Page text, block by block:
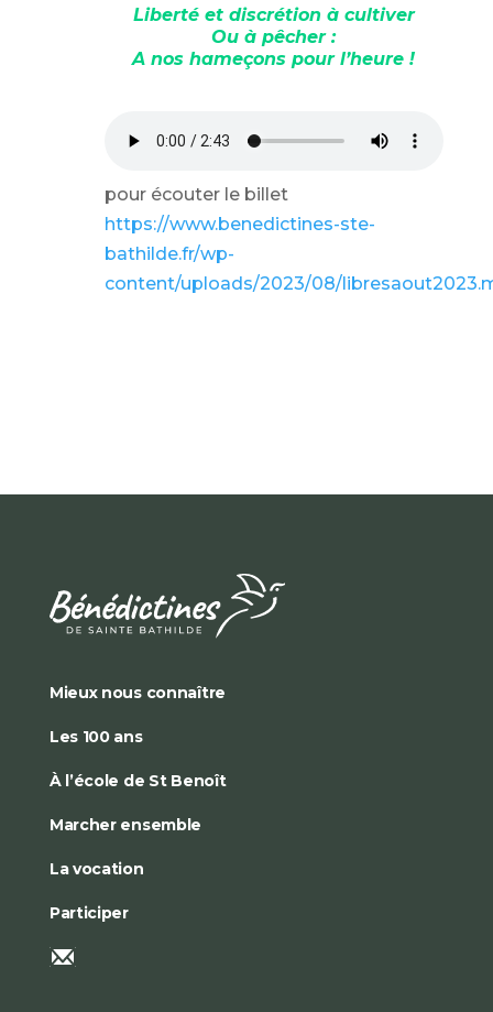
Liberté et discrétion à cultiver
Ou à pêcher :
A nos hameçons pour l’heure !
pour écouter le billet
https://www.benedictines-ste-
bathilde.fr/wp-
content/uploads/2023/08/
Mieux nous connaître
Les 100 ans
À l’école de St Benoît
Marcher ensemble
La vocation
Participer